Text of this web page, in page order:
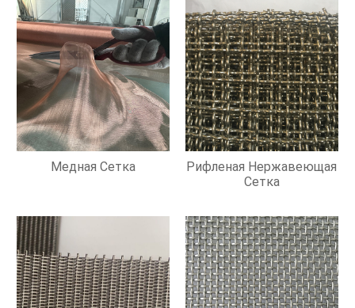
Медная Сетка
Рифленая Нержавеющая
Сетка